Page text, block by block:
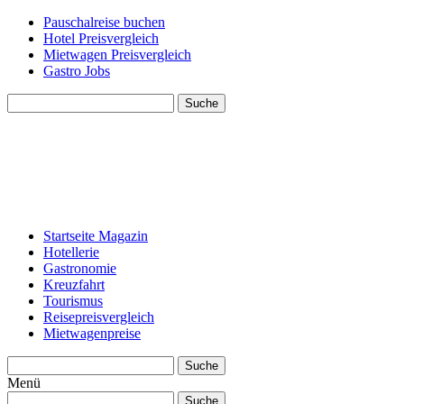
Pauschalreise buchen
Hotel Preisvergleich
Mietwagen Preisvergleich
Gastro Jobs
Suche
Startseite Magazin
Hotellerie
Gastronomie
Kreuzfahrt
Tourismus
Reisepreisvergleich
Mietwagenpreise
Suche
Menü
Suche